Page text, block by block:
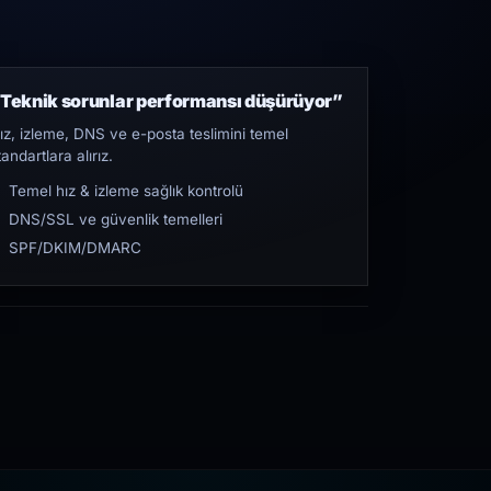
sorunlar performansı düşürüyor”
izleme, DNS ve e-posta teslimini temel
alırız.
Temel hız & izleme sağlık kontrolü
DNS/SSL ve güvenlik temelleri
SPF/DKIM/DMARC